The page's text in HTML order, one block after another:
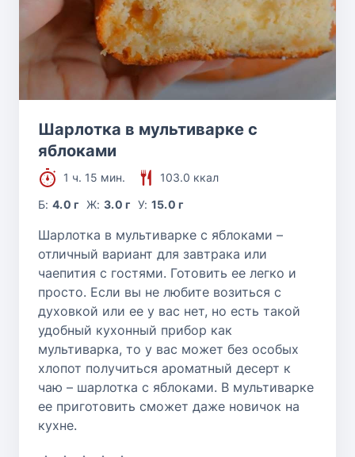
Шарлотка в мультиварке с
яблоками
1 ч. 15 мин.
103.0 ккал
Б:4.0 г Ж: 3.0 г У: 15.0 г
Шарлотка в мультиварке с яблоками –
отличный вариант для завтрака или
чаепития с гостями. Готовить ее легко и
просто. Если вы не любите возиться с
духовкой или ее у вас нет, но есть такой
удобный кухонный прибор как
мультиварка, то у вас может без особых
хлопот получиться ароматный десерт к
чаю – шарлотка с яблоками. В мультиварке
ее приготовить сможет даже новичок на
кухне.